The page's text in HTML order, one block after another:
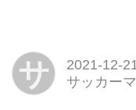
サ
2021-12-
サッカー